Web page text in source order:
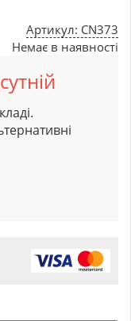
Артикул: CN373
Немає в наявності